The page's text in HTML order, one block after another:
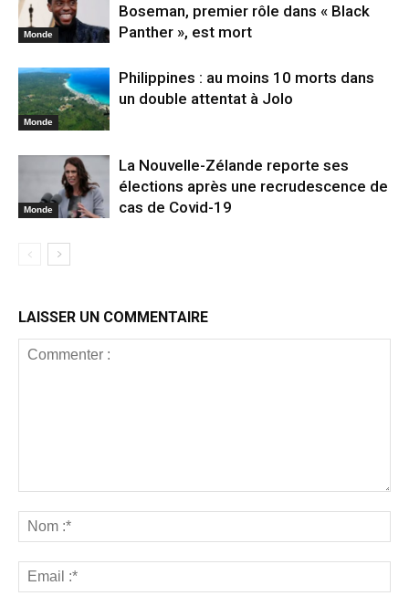
Monde
Boseman, premier rôle dans « Black
Panther », est mort
Monde
Philippines : au moins 10 morts dans
un double attentat à Jolo
Monde
La Nouvelle-Zélande reporte ses
élections après une recrudescence de
cas de Covid-19
LAISSER UN COMMENTAIRE